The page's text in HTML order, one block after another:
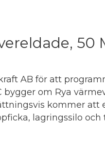
AB för att
bygger om Rya
kommer
lagringssilo och